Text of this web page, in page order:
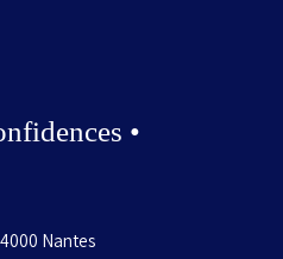
•
Nantes